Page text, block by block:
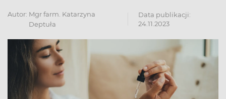
Autor: Mgr farm. Katarzyna
Deptuła
Data publikacji:
24.11.2023